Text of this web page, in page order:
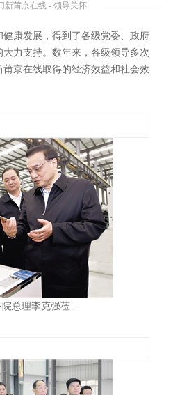
新莆京在线 - 领导关怀
康发展，得到了各级党委、政府
力支持。数年来，各级领导多次
京在线取得的经济效益和社会效
总理李克强莅...